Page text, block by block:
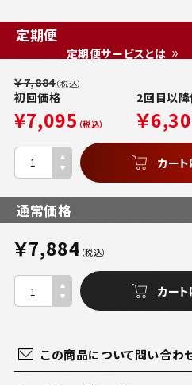
定期便
定期便サービスとは
￥7,884（税込）
初回価格
¥7,095 （税込）
2回目以
￥
通常価格
￥7,884 （税込）
この商品について問い合わ